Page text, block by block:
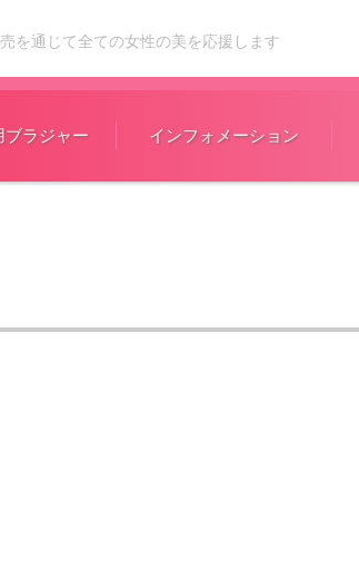
を通じて全ての女性の美を応援します
ブラジャー インフォメーション